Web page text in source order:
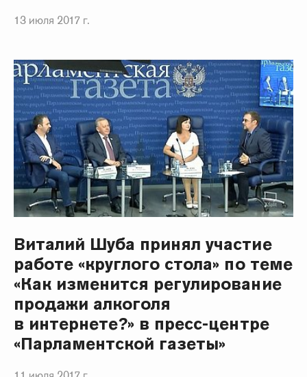
13 июля 2017 г.
Виталий Шуба принял участие
работе «круглого стола» по теме
«Как изменится регулирование
продажи алкоголя
в интернете?» в пресс-центре
«Парламентской газеты»